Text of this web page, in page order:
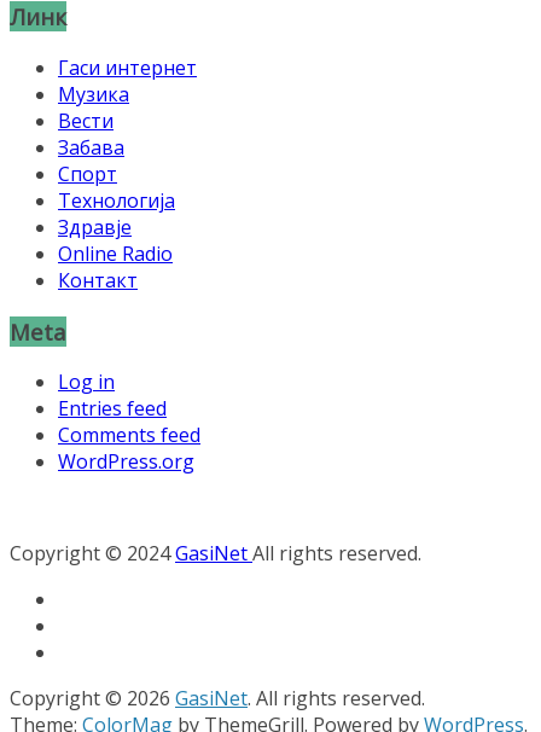
Линк
Гаси интернет
Музика
Вести
Забава
Спорт
Технологија
Здравје
Online Radio
Контакт
Meta
Log in
Entries feed
Comments feed
WordPress.org
Copyright © 2024GasiNetAll rights reserved.
Copyright © 2026 GasiNet. All rights reserved.
Theme: ColorMag by ThemeGrill. Powered byWordPress.